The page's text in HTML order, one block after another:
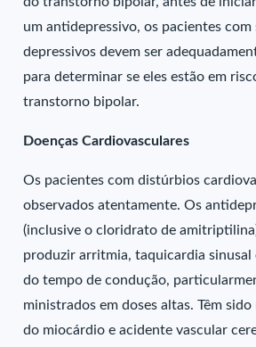
um antidepressivo, os pacientes com
depressivos devem ser
para determinar se eles estão em
transtorno bipolar.
Doenças Cardiovasculares
Os pacientes com distúrbios
observados atentamente. Os
(inclusive o cloridrato de
produzir arritmia, taquicardia sinusal
do tempo de condução,
ministrados em doses altas. Têm
do miocárdio e acidente vascular